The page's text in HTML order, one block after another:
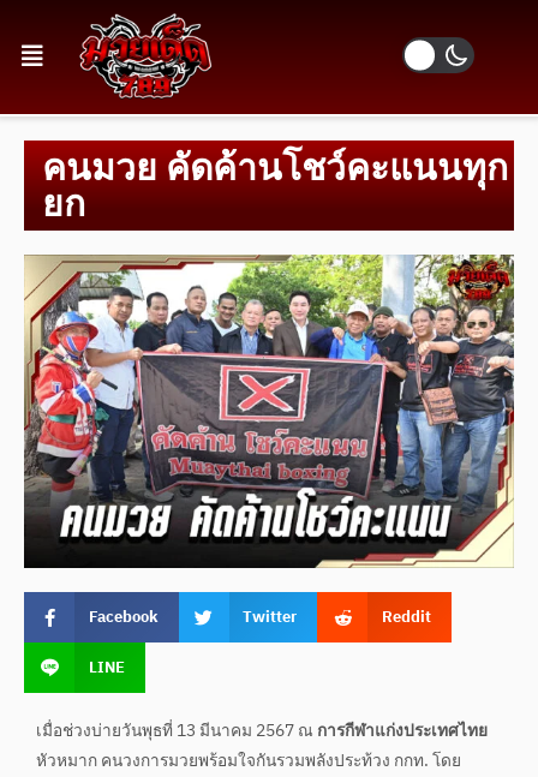
คนมวย คัดค้านโชว์คะแนนทุก
ยก
Facebook Twitter
Reddit
LINE
เมื่อช่วงบ่ายวันพุธที่ 13 มีนาคม 2567 ณ การกีฬาแก่งประเทศไทย
หัวหมาก คนวงการมวยพร้อมใจกันรวมพลังประท้วง กกท. โดย